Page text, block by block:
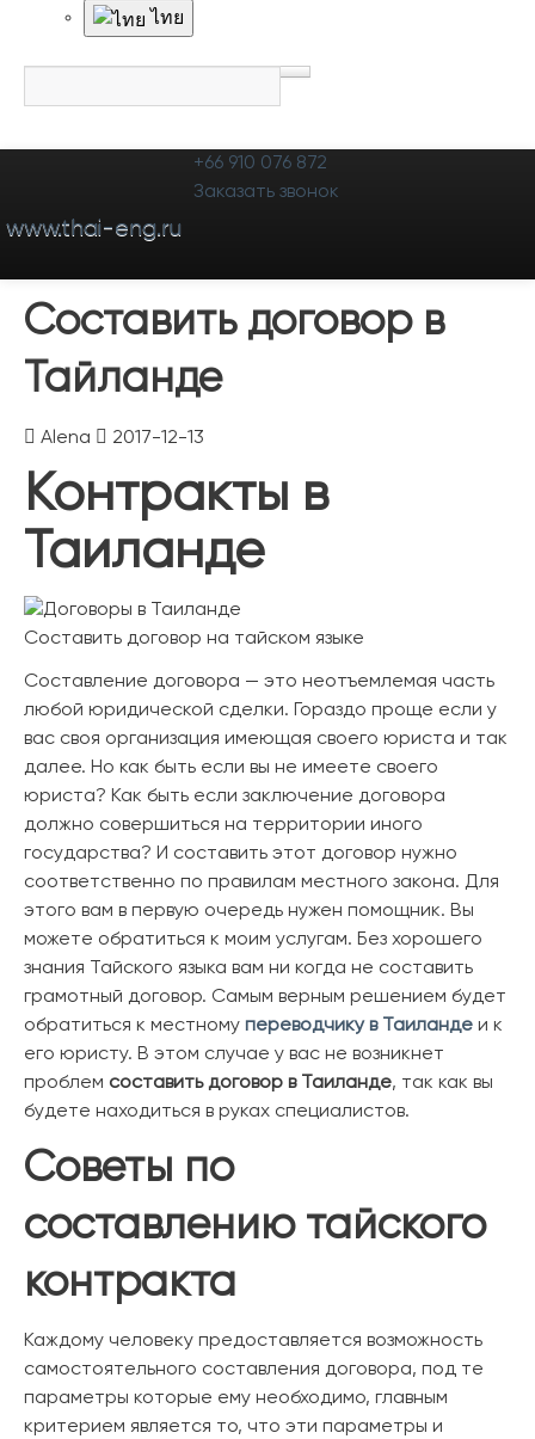
ไทย
Услуги Portfolio
Блог
www.thai-eng.ru
+66 910 076 872
Заказать звонок
Составить договор в
Тайланде
Alena 2017-12-13
Контракты в
Таиланде
Составить договор на тайском языке
Составление договора — это неотъемлемая часть
любой юридической сделки. Гораздо проще если у
вас своя организация имеющая своего юриста и так
далее. Но как быть если вы не имеете своего
юриста? Как быть если заключение договора
должно совершиться на территории иного
государства? И составить этот договор нужно
соответственно по правилам местного закона. Для
этого вам в первую очередь нужен помощник. Вы
можете обратиться к моим услугам. Без хорошего
знания Тайского языка вам ни когда не составить
грамотный договор. Самым верным решением будет
обратиться к местному переводчику в Таиланде и к
его юристу. В этом случае у вас не возникнет
проблем составить договор в Таиланде, так как вы
будете находиться в руках специалистов.
Советы по
составлению тайского
контракта
Каждому человеку предоставляется возможность
самостоятельного составления договора, под те
параметры которые ему необходимо, главным
критерием является то, что эти параметры и